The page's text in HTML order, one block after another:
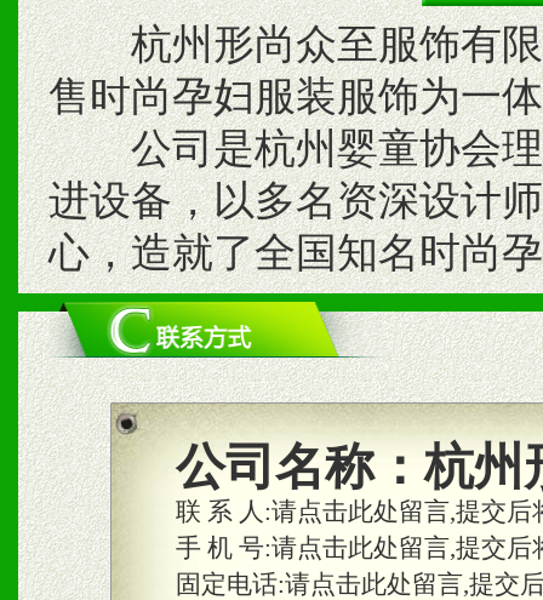
杭州形尚众至服饰有限
售时尚孕妇服装服饰为一
公司是杭州婴童协会理
进设备，以多名资深设计
心，造就了全国知名时尚
公司名称：杭州
联 系 人:请点击此处留言,提交
手 机 号:请点击此处留言,提交
固定电话:请点击此处留言,提交